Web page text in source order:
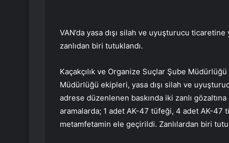
VAN’da yasa dışı silah ve uyuşturucu
zanlıdan biri tutuklandı.
Kaçakçılık ve Organize Suçlar Şube
Müdürlüğü ekipleri, yasa dışı silah ve
adrese düzenlenen baskında iki zanlı
aramalarda; 1 adet AK-47 tüfeği, 4 adet AK-
metamfetamin ele geçirildi. Zanlılardan biri